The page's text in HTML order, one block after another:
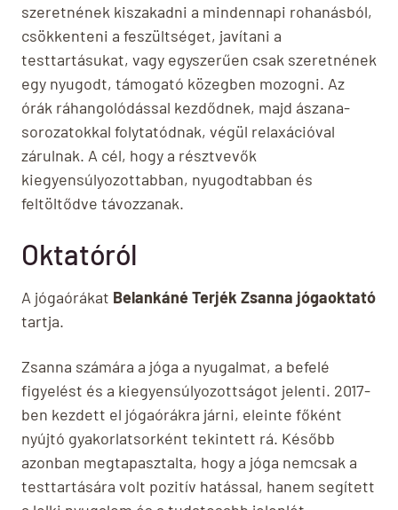
szeretnének kiszakadni a mindennapi rohanásból,
csökkenteni a feszültséget, javítani a
testtartásukat, vagy egyszerűen csak szeretnének
egy nyugodt, támogató közegben mozogni. Az
órák ráhangolódással kezdődnek, majd ászana-
sorozatokkal folytatódnak, végül relaxációval
zárulnak. A cél, hogy a résztvevők
kiegyensúlyozottabban, nyugodtabban és
feltöltődve távozzanak.
Oktatóról
A jógaórákat Belankáné Terjék Zsanna jógaoktató
tartja.
Zsanna számára a jóga a nyugalmat, a befelé
figyelést és a kiegyensúlyozottságot jelenti. 2017-
ben kezdett el jógaórákra járni, eleinte főként
nyújtó gyakorlatsorként tekintett rá. Később
azonban megtapasztalta, hogy a jóga nemcsak a
testtartására volt pozitív hatással, hanem segített